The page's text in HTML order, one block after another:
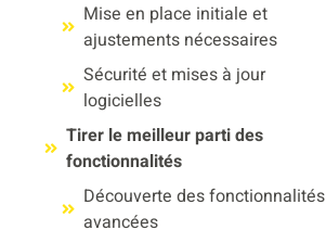
Mise en place initiale et
ajustements nécessaires
Sécurité et mises à jour
logicielles
Tirer le meilleur parti des
fonctionnalités
Découverte des fonctionnalités
avancées